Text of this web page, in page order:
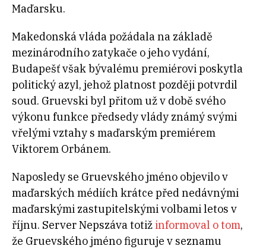
Maďarsku.
Makedonská vláda požádala na základě
mezinárodního zatykače o jeho vydání,
Budapešť však bývalému premiérovi poskytla
politický azyl, jehož platnost později potvrdil
soud. Gruevski byl přitom už v době svého
výkonu funkce předsedy vlády známý svými
vřelými vztahy s maďarským premiérem
Viktorem Orbánem.
Naposledy se Gruevského jméno objevilo v
maďarských médiích krátce před nedávnými
maďarskými zastupitelskými volbami letos v
říjnu. Server Nepszáva totiž informoval o tom,
že Gruevského jméno figuruje v seznamu